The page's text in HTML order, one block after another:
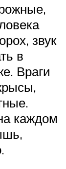
звук
в
Враги
каждом